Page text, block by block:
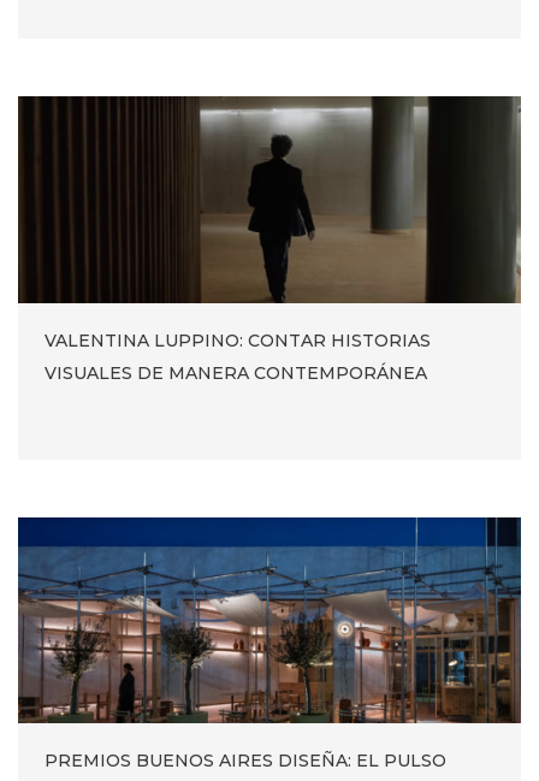
VALENTINA LUPPINO: CONTAR HISTORIAS
VISUALES DE MANERA CONTEMPORÁNEA
PREMIOS BUENOS AIRES DISEÑA: EL PULSO